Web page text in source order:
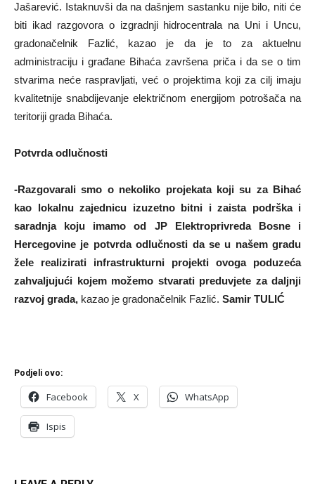
Jašarević. Istaknuvši da na dašnjem sastanku nije bilo, niti će
biti ikad razgovora o izgradnji hidrocentrala na Uni i Uncu,
gradonačelnik Fazlić, kazao je da je to za aktuelnu
administraciju i građane Bihaća završena priča i da se o tim
stvarima neće raspravljati, već o projektima koji za cilj imaju
kvalitetnije snabdijevanje električnom energijom potrošača na
teritoriji grada Bihaća.
Potvrda odlučnosti
-Razgovarali smo o nekoliko projekata koji su za Bihać
kao lokalnu zajednicu izuzetno bitni i zaista podrška i
saradnja koju imamo od JP Elektroprivreda Bosne i
Hercegovine je potvrda odlučnosti da se u našem gradu
žele realizirati infrastrukturni projekti ovoga poduzeća
zahvaljujući kojem možemo stvarati preduvjete za daljnji
razvoj grada, kazao je gradonačelnik Fazlić. Samir TULIĆ
Podjeli ovo:
Facebook X WhatsApp
Ispis